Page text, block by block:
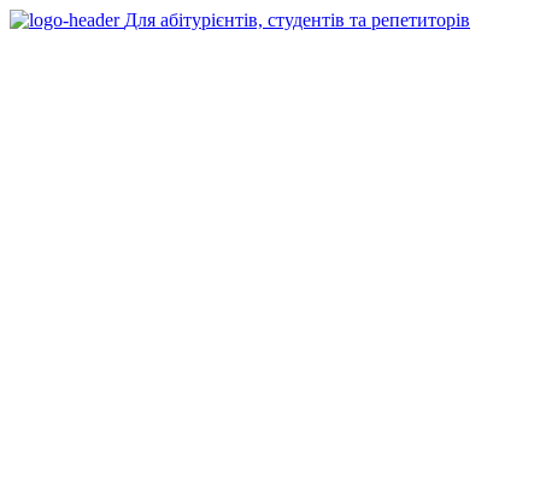
Для абітурієнтів, студентів та репетиторів